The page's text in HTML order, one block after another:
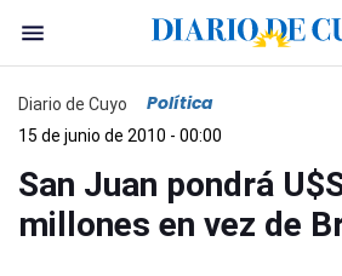
Diario de Cuyo Política
15 de junio de 2010 - 00:00
San Juan pondrá
millones en vez de